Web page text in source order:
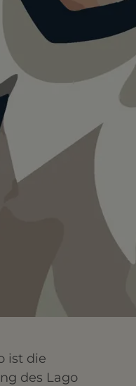
1+
HUNDESTRÄNDE
RESTAURANTS
Orten
bei
die lange
Lage am
idealen Ziel
und längere
ist die
des Lago